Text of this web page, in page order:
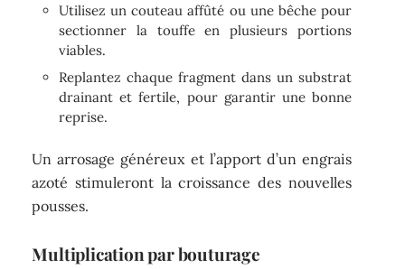
Utilisez un couteau affûté ou une bêche pour
sectionner la touffe en plusieurs portions
viables.
Replantez chaque fragment dans un substrat
drainant et fertile, pour garantir une bonne
reprise.
Un arrosage généreux et l’apport d’un engrais
azoté stimuleront la croissance des nouvelles
pousses.
Multiplication par bouturage